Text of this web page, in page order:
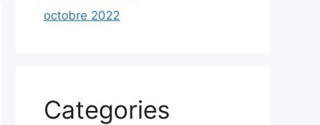
octobre 2022
Categories